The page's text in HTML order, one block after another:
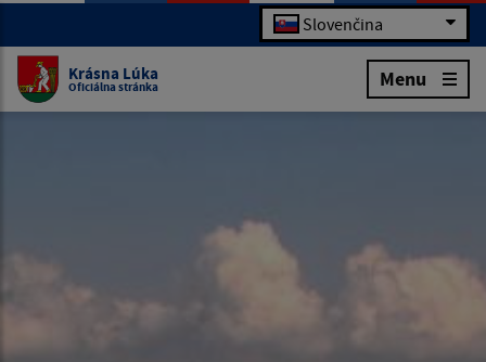
Slovenčina
Krásna Lúka
Oficiálna stránka Menu